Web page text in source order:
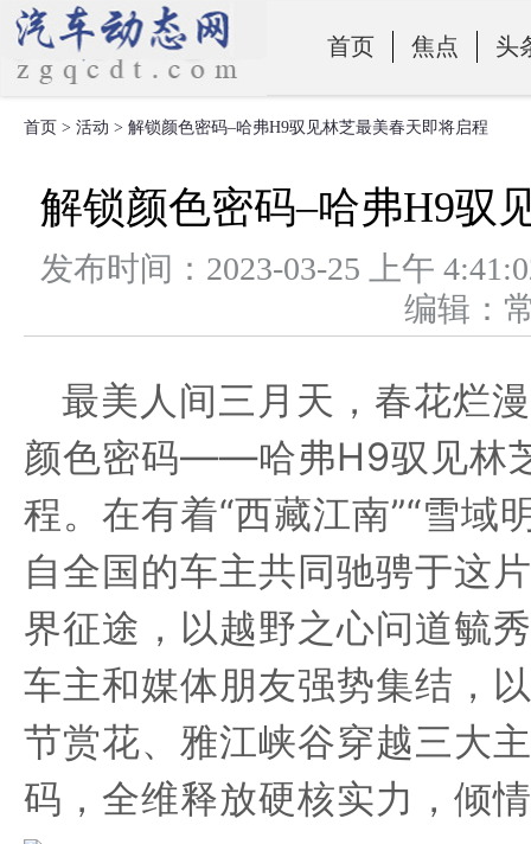
首页 焦点 头
零部件
首页 > 活动 > 解锁颜色密码–哈弗H9驭见林芝最美春天即将启程
解锁颜色密码–哈弗H9驭
发布时间：2023-03-25 上午
编辑
最美人间三月天，春花烂
颜色密码——哈弗H9驭见林
程。在有着“西藏江南”“雪域
自全国的车主共同驰骋于这
界征途，以越野之心问道毓
车主和媒体朋友强势集结，
节赏花、雅江峡谷穿越三大
码，全维释放硬核实力，倾